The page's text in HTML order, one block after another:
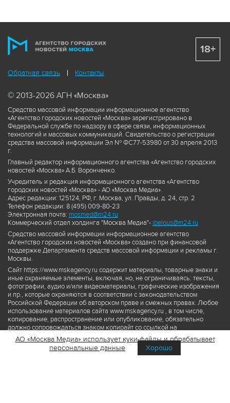
Обратная связь Контакты
© 2013-2026 АГН «Москва»
Средство массовой информации информационное агентство
«Агентство городских новостей «Москва» зарегистрировано в
Федеральной службе по надзору в сфере связи, информационных
технологий и массовых коммуникаций. Свидетельство о регистрации
средства массовой информации Эл № ФС77-53980 от 30 апреля 2013
г.
Главный редактор информационного агентства «Агентство городских
новостей «Москва» А.Б. Воронченко.
Учредитель и редакция информационного агентства «Агентство
городских новостей «Москва» - АО «Москва Медиа».
Адрес редакции: 125124, РФ, г. Москва, ул. Правды, д. 24, стр. 2
Телефон редакции: 8 (495) 009-80-23
Электронная почта: mosmed@m24.ru
Коммерческий отдел холдинга "Москва Медиа"- ibelous@m24.ru
Средство массовой информации информационное агентство
«Агентство городских новостей «Москва» создано при финансовой
поддержке Департамента средств массовой информации и рекламы г.
Москвы.
Сайт https://www.mskagency.ru содержит материалы, товарные знаки и
иные охраняемые элементы, включая, но, не ограничиваясь: тексты,
фотографии, аудио и/или видеоматериалы, графические изображения
и пр., которые охраняются в соответствии с законодательством
Российской Федерации об авторском праве и смежных правах. Любое
использование материалов сайта www.mskagency.ru , в том числе,
копирование, распространение или опубликование, обязательно
должно сопровождаться знаком копирайт со ссылкой на
правообладателя © АО «Москва Медиа», а также гиперссылкой на сайт
www.mskagency.ru как на первоисточник информации. Переработка
материалов сайта www.mskagency.ru не допускается.
18+
АО «Москва Медиа» использует куки-файлы и обрабатывает
персональные данные
Хорошо